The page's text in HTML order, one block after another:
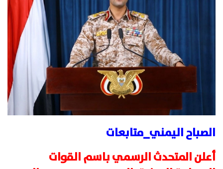
الصباح اليمني_متابعات
أعلن المتحدث الرسمي باسم القوات